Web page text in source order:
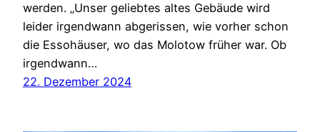
werden. „Unser geliebtes altes Gebäude wird
leider irgendwann abgerissen, wie vorher schon
die Essohäuser, wo das Molotow früher war. Ob
irgendwann…
22. Dezember 2024